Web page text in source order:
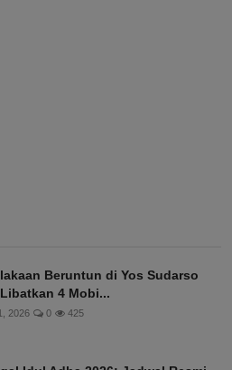
Beruntun di Yos Sudarso
4 Mobi...
2026 0 425